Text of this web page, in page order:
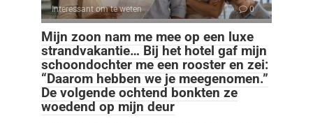
Interessant om te weten 0
Mijn zoon nam me mee op een luxe
strandvakantie… Bij het hotel gaf mijn
schoondochter me een rooster en zei:
“Daarom hebben we je meegenomen.”
De volgende ochtend bonkten ze
woedend op mijn deur